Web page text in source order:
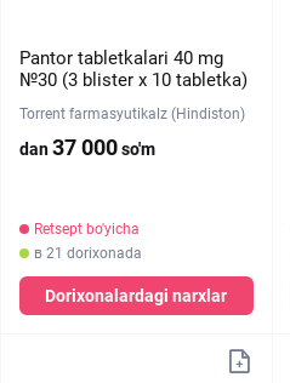
Pantor tabletkalari 40 mg
№30 (3 blister х 10 tabletka)
Torrent farmasyutikalz (Hindiston)
dan37 000so'm
Retsept bo'yicha
в 21 dorixonada
Dorixonalardagi narxlar